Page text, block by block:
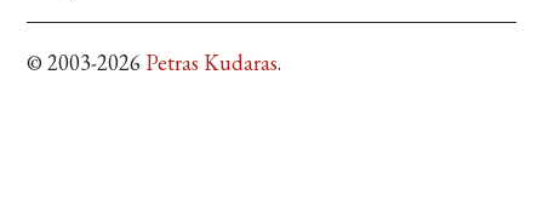
© 2003-2026 Petras Kudaras.